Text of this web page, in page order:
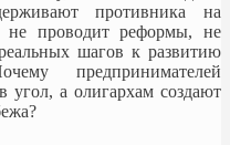
противника на
не проводит реформы, не
шагов к развитию
предпринимателей
угол, а олигархам создают